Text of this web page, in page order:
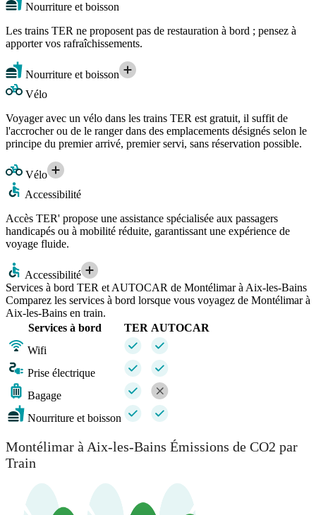
Nourriture et boisson
Les trains TER ne proposent pas de restauration à bord ; pensez à
apporter vos rafraîchissements.
Nourriture et boisson
Vélo
Voyager avec un vélo dans les trains TER est gratuit, il suffit de
l'accrocher ou de le ranger dans des emplacements désignés selon le
principe du premier arrivé, premier servi, sans réservation possible.
Vélo
Accessibilité
Accès TER' propose une assistance spécialisée aux passagers
handicapés ou à mobilité réduite, garantissant une expérience de
voyage fluide.
Accessibilité
Services à bord TER et AUTOCAR de Montélimar à Aix-les-Bains
Comparez les services à bord lorsque vous voyagez de Montélimar à
Aix-les-Bains en train.
Services à bord
TER AUTOCAR
Wifi
Prise électrique
Bagage
Nourriture et boisson
Montélimar à Aix-les-Bains Émissions de CO2 par
Train